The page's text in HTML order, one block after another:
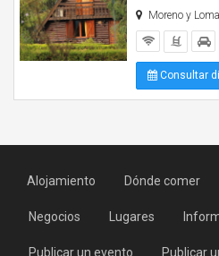
Moreno y
Consultar
Alojamiento Dónde comer
Negocios Lugares
Publicar un evento Publicar